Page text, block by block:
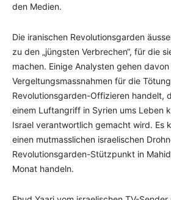
den Medien.
Die iranischen Revolutionsgarden
zu den „jüngsten Verbrechen“, für die
machen. Einige Analysten gehen
Vergeltungsmassnahmen für die
Revolutionsgarden-Offizieren handelt,
einem Luftangriff in Syrien ums Leben
Israel verantwortlich gemacht wird. Es
einen mutmasslichen israelischen
Revolutionsgarden-Stützpunkt in
Monat handeln.